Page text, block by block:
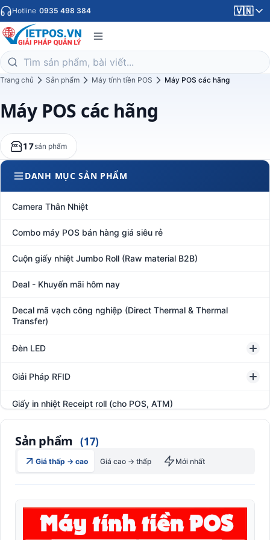
Hotline 0935 498 384 🇻🇳
Trang chủ Sản phẩm Máy tính tiền POS Máy POS các hãng
Máy POS các hãng
17sản phẩm
DANH MỤC SẢN PHẨM
Camera Thân Nhiệt
Combo máy POS bán hàng giá siêu rẻ
Cuộn giấy nhiệt Jumbo Roll (Raw material B2B)
Deal - Khuyến mãi hôm nay
Decal mã vạch công nghiệp (Direct Thermal & Thermal
Transfer)
Đèn LED
Giải Pháp RFID
Giấy in nhiệt Receipt roll (cho POS, ATM)
In thẻ khách hàng
Kệ siêu thị trưng bày
Sản phẩm (17)
Giá thấp → cao Giá cao → thấp Mới nhất